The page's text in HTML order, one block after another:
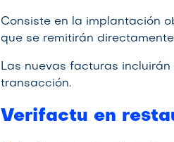
Consiste en la implantación
que se remitirán
Las nuevas facturas
transacción.
Verifactu en